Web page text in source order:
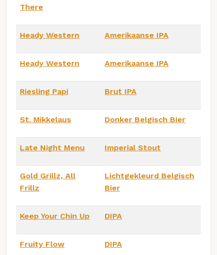
There
Heady Western Amerikaanse IPA
Heady Western Amerikaanse IPA
Riesling Papi Brut IPA
St. Mikkelaus Donker Belgisch Bier
Late Night Menu Imperial Stout
Gold Grillz, All
Frillz
Lichtgekleurd Belgisch
Bier
Keep Your Chin Up DIPA
Fruity Flow DIPA